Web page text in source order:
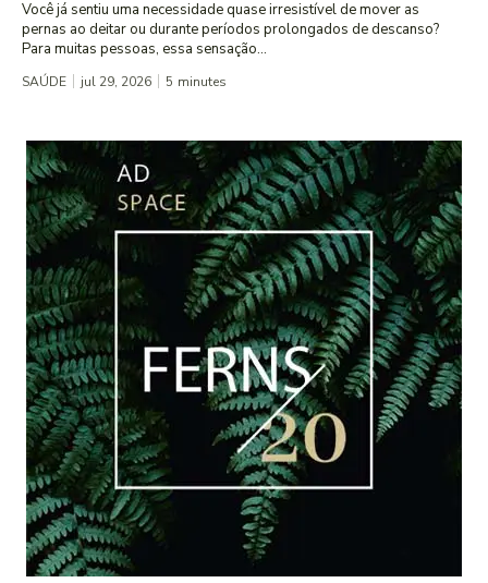
Você já sentiu uma necessidade quase irresistível de mover as
pernas ao deitar ou durante períodos prolongados de descanso?
Para muitas pessoas, essa sensação...
SAÚDE jul 29, 2026 5 minutes